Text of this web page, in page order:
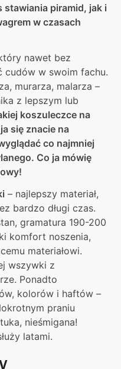
piramid, jak i
w czasach
nawet bez
cudów w swoim fachu.
murarza, malarza –
z lepszym lub
koszuleczce na
się znacie na
co najmniej
Co ja mówię
– najlepszy materiał,
bardzo długi czas.
gramatura 190-200
komfort noszenia,
materiałowi.
wszywki z
Ponadto
kolorów i haftów –
praniu
nieśmigana!
latami.